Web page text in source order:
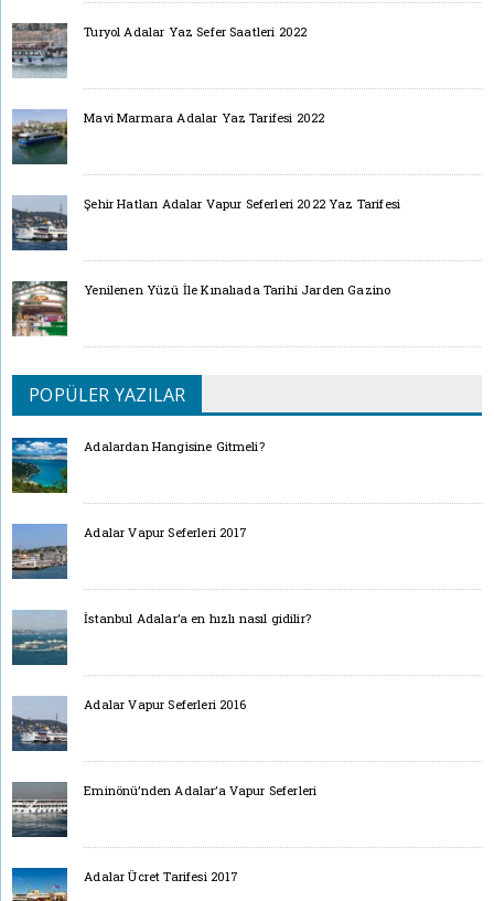
Turyol Adalar Yaz Sefer Saatleri 2022
Mavi Marmara Adalar Yaz Tarifesi 2022
Şehir Hatları Adalar Vapur Seferleri 2022 Yaz Tarifesi
Yenilenen Yüzü İle Kınalıada Tarihi Jarden Gazino
POPÜLER YAZILAR
Adalardan Hangisine Gitmeli?
Adalar Vapur Seferleri 2017
İstanbul Adalar’a en hızlı nasıl gidilir?
Adalar Vapur Seferleri 2016
Eminönü’nden Adalar’a Vapur Seferleri
Adalar Ücret Tarifesi 2017